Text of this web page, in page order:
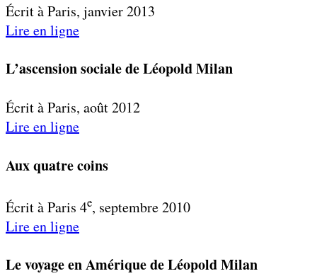
Écrit à Paris, janvier 2013
Lire en ligne
L’ascension sociale de Léopold Milan
Écrit à Paris, août 2012
Lire en ligne
Aux quatre coins
Écrit à Paris 4e, septembre 2010
Lire en ligne
Le voyage en Amérique de Léopold Milan